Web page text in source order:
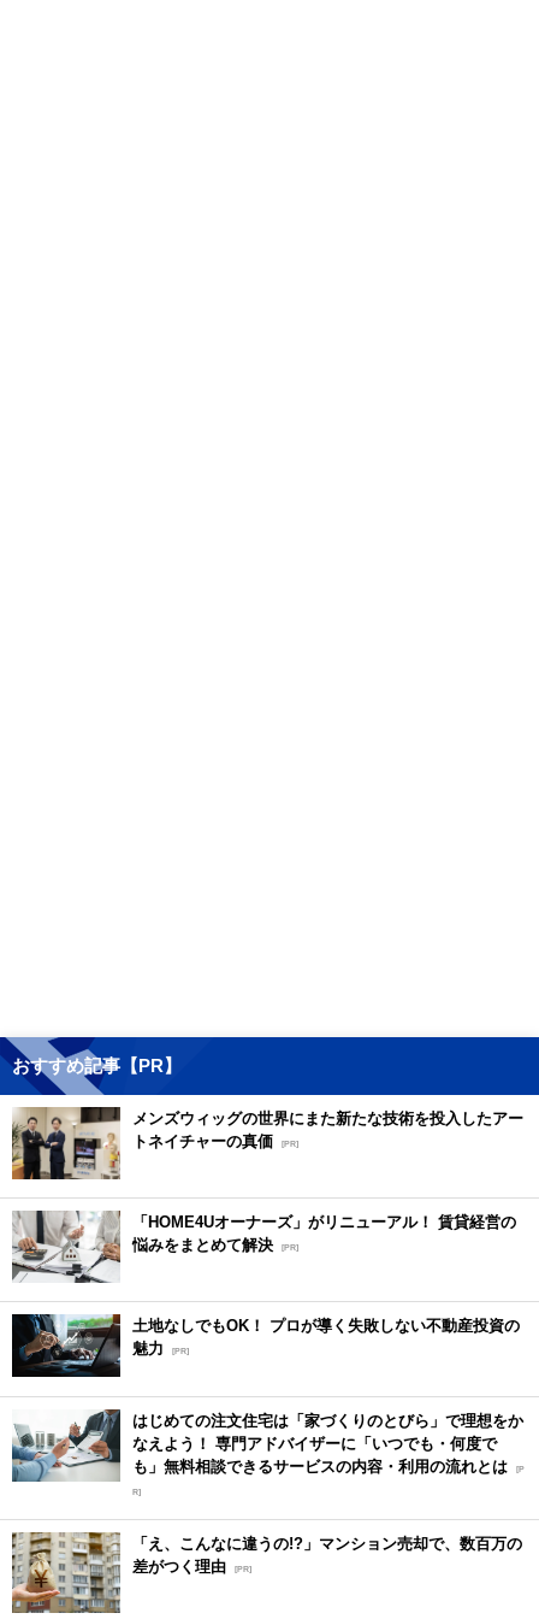
おすすめ記事【PR】
メンズウィッグの世界にまた新たな技術を投入したアー
トネイチャーの真価 [PR]
「HOME4Uオーナーズ」がリニューアル！ 賃貸経営の
悩みをまとめて解決 [PR]
土地なしでもOK！ プロが導く失敗しない不動産投資の
魅力
[PR]
はじめての注文住宅は「家づくりのとびら」で理想をか
なえよう！ 専門アドバイザーに「いつでも・何度で
も」無料相談できるサービスの内容・利用の流れとは [P
R]
「え、こんなに違うの!?」マンション売却で、数百万の
差がつく理由 [PR]